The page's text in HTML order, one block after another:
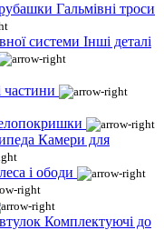
Гальмівні троси
Інші деталі
частини
Камери для
і ободи
Комплектуючі до